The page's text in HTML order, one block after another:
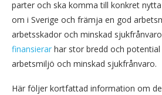
parter och ska komma till konkret
om i Sverige och främja en god
arbetsskador och minskad
finansierar har stor bredd och
arbetsmiljö och minskad sjukfrånvaro.
Här följer kortfattad information om